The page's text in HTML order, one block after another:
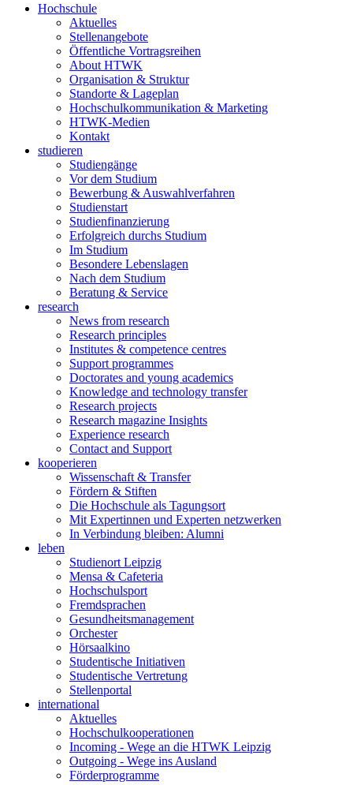
Hochschule
Aktuelles
Stellenangebote
Öffentliche Vortragsreihen
About HTWK
Organisation & Struktur
Standorte & Lageplan
Hochschulkommunikation & Marketing
HTWK-Medien
Kontakt
studieren
Studiengänge
Vor dem Studium
Bewerbung & Auswahlverfahren
Studienstart
Studienfinanzierung
Erfolgreich durchs Studium
Im Studium
Besondere Lebenslagen
Nach dem Studium
Beratung & Service
research
News from research
Research principles
Institutes & competence centres
Support programmes
Doctorates and young academics
Knowledge and technology transfer
Research projects
Research magazine Insights
Experience research
Contact and Support
kooperieren
Wissenschaft & Transfer
Fördern & Stiften
Die Hochschule als Tagungsort
Mit Expertinnen und Experten netzwerken
In Verbindung bleiben: Alumni
leben
Studienort Leipzig
Mensa & Cafeteria
Hochschulsport
Fremdsprachen
Gesundheitsmanagement
Orchester
Hörsaalkino
Studentische Initiativen
Studentische Vertretung
Stellenportal
international
Aktuelles
Hochschulkooperationen
Incoming - Wege an die HTWK Leipzig
Outgoing - Wege ins Ausland
Förderprogramme